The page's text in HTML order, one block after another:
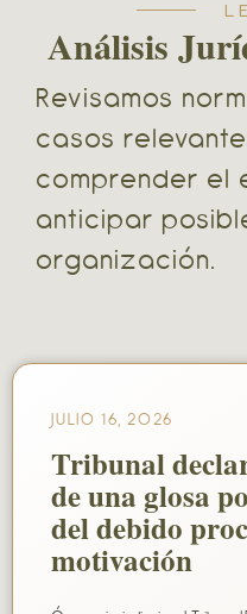
Análisis
Revisamos
casos
comprender el
anticipar
organización.
Tribunal
de una glosa
del debido
motivación
JULIO 16, 2026